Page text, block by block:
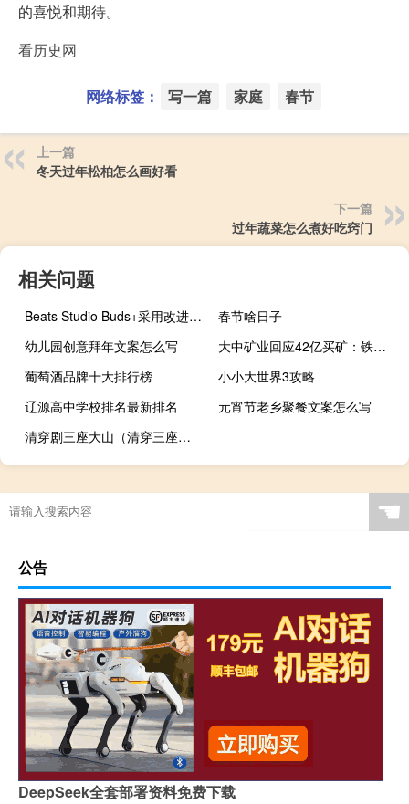
的喜悦和期待。
看历史网
网络标签： 写一篇 家庭 春节
上一篇
冬天过年松柏怎么画好看
下一篇
过年蔬菜怎么煮好吃窍门
相关问题
Beats Studio Buds+采用改进的ANC透明设计
春节啥日子
幼儿园创意拜年文案怎么写
大中矿业回应42亿买矿：铁矿业务拥有固定现金流入
葡萄酒品牌十大排行榜
小小大世界3攻略
辽源高中学校排名最新排名
元宵节老乡聚餐文案怎么写
清穿剧三座大山（清穿三座大山是哪三部）
☚
公告
DeepSeek全套部署资料免费下载